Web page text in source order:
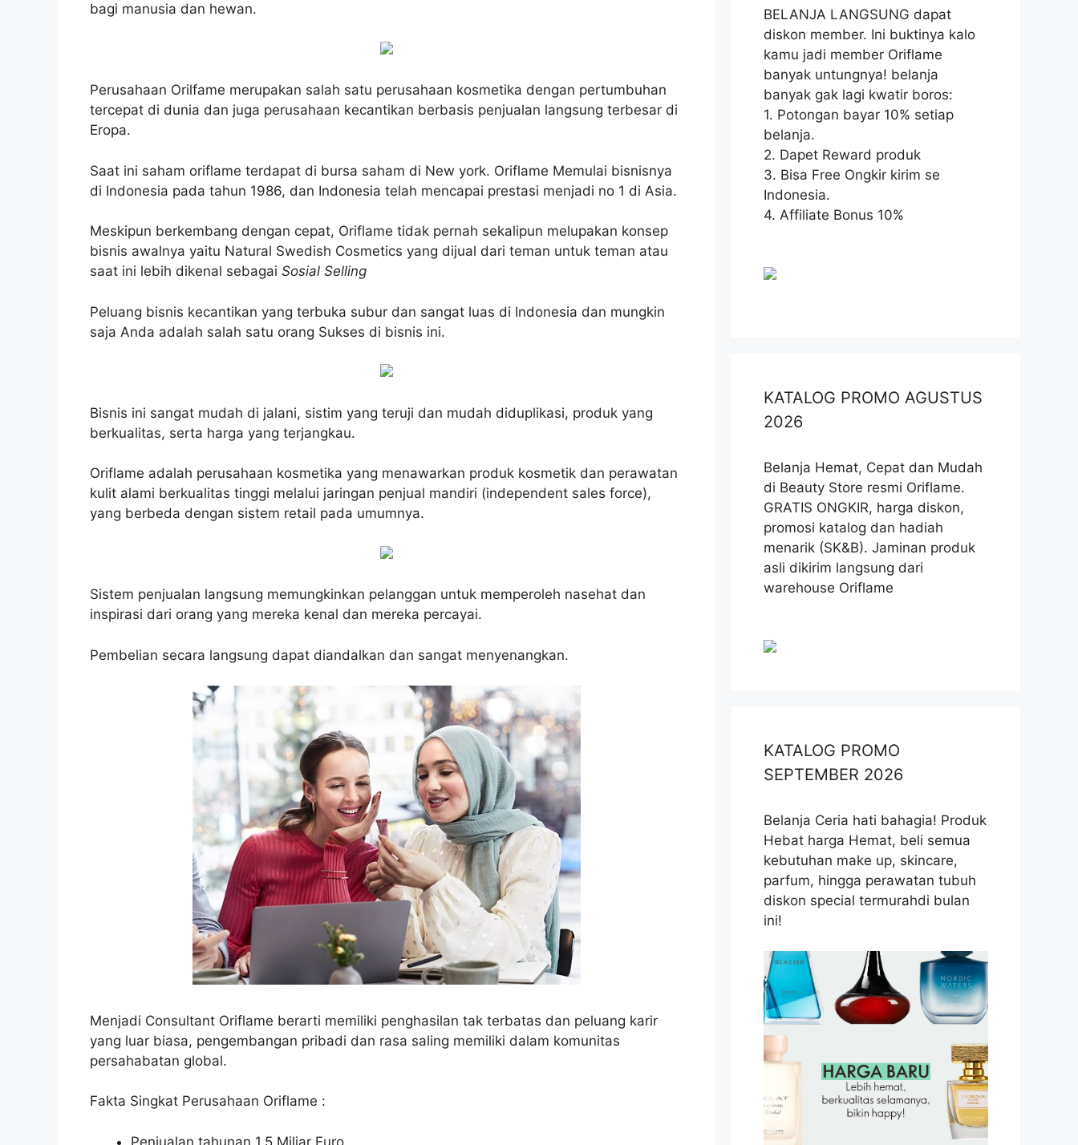
bagi manusia dan hewan.
Perusahaan Orilfame merupakan salah satu perusahaan kosmetika dengan pertumbuhan
tercepat di dunia dan juga perusahaan kecantikan berbasis penjualan langsung terbesar di
Eropa.
Saat ini saham oriflame terdapat di bursa saham di New york. Oriflame Memulai bisnisnya
di Indonesia pada tahun 1986, dan Indonesia telah mencapai prestasi menjadi no 1 di Asia.
Meskipun berkembang dengan cepat, Oriflame tidak pernah sekalipun melupakan konsep
bisnis awalnya yaitu Natural Swedish Cosmetics yang dijual dari teman untuk teman atau
saat ini lebih dikenal sebagai Sosial Selling
Peluang bisnis kecantikan yang terbuka subur dan sangat luas di Indonesia dan mungkin
saja Anda adalah salah satu orang Sukses di bisnis ini.
Bisnis ini sangat mudah di jalani, sistim yang teruji dan mudah diduplikasi, produk yang
berkualitas, serta harga yang terjangkau.
Oriflame adalah perusahaan kosmetika yang menawarkan produk kosmetik dan perawatan
kulit alami berkualitas tinggi melalui jaringan penjual mandiri (independent sales force),
yang berbeda dengan sistem retail pada umumnya.
Sistem penjualan langsung memungkinkan pelanggan untuk memperoleh nasehat dan
inspirasi dari orang yang mereka kenal dan mereka percayai.
Pembelian secara langsung dapat diandalkan dan sangat menyenangkan.
Menjadi Consultant Oriflame berarti memiliki penghasilan tak terbatas dan peluang karir
yang luar biasa, pengembangan pribadi dan rasa saling memiliki dalam komunitas
persahabatan global.
Fakta Singkat Perusahaan Oriflame :
Penjualan tahunan 1.5 Miliar Euro
BELANJA LANGSUNG dapat
diskon member. Ini buktinya kalo
kamu jadi member Oriflame
banyak untungnya! belanja
banyak gak lagi kwatir boros:
1. Potongan bayar 10% setiap
belanja.
2. Dapet Reward produk
3. Bisa Free Ongkir kirim se
Indonesia.
4. Affiliate Bonus 10%
KATALOG PROMO AGUSTUS
2026
Belanja Hemat, Cepat dan Mudah
di Beauty Store resmi Oriflame.
GRATIS ONGKIR, harga diskon,
promosi katalog dan hadiah
menarik (SK&B). Jaminan produk
asli dikirim langsung dari
warehouse Oriflame
KATALOG PROMO
SEPTEMBER 2026
Belanja Ceria hati bahagia! Produk
Hebat harga Hemat, beli semua
kebutuhan make up, skincare,
parfum, hingga perawatan tubuh
diskon special termurahdi bulan
ini!